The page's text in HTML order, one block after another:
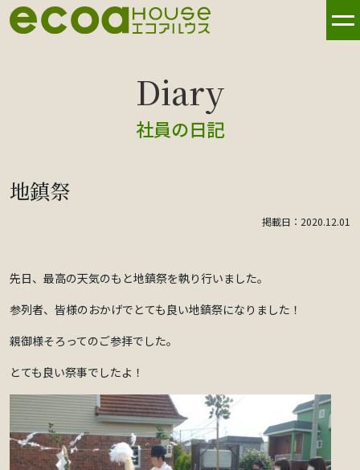
社員の日記
地鎮祭
掲載日：2020.12.01
先日、最高の天気のもと地鎮祭を執り行いました。
参列者、皆様のおかげでとても良い地鎮祭になりました！
親御様そろってのご参拝でした。
とても良い祭事でしたよ！